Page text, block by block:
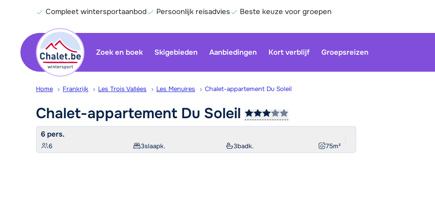
Compleet wintersportaanbod Persoonlijk reisadvies Beste keuze voor groepen
Zoek en boek Skigebieden Aanbiedingen Kort verblijf Groepsreizen
Home Frankrijk Les Trois Vallées Les Menuires Chalet-appartement Du Soleil
Chalet-appartement Du Soleil
6 pers.
6 3slaapk. 3badk. 75m²